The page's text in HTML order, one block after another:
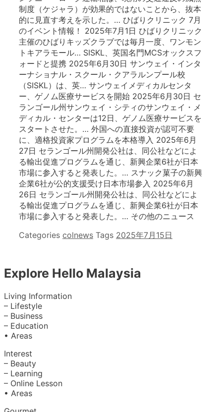
制度（ケジャラ）が効果的ではないことから、抜本
的に見直す考えを示した。… ひばりクリニック 7月
のイベント情報！ 2025年7月1日 ひばりクリニック
主催のひばりキッズクラブでは毎月一度、ワンモン
トキアラモール… SISKL、英国名門MCSオックスフ
ォードと提携 2025年6月30日 サンウェイ・インタ
ーナショナル・スクール・クアラルンプール校
（SISKL）は、英… サンウェイメディカルセンタ
ー、ゲノム医療サービスを開始 2025年6月30日 セ
ランゴール州サンウェイ・シティのサンウェイ・メ
ディカル・センターは12日、ゲノム医療サービスを
スタートさせた。… 外国への直接投資が認可不要
に、適格投資家プログラムを本格導入 2025年6月
27日 セランゴール州開発公社は、同公社などによ
る輸出促進プログラムを通じ、新興企業6社が日本
市場に参入すると発表した。… スナック菓子の新興
企業6社が公的支援受け日本市場参入 2025年6月
26日 セランゴール州開発公社は、同公社などによ
る輸出促進プログラムを通じ、新興企業6社が日本
市場に参入すると発表した。… その他のニュース
Categories colnews Tags 2025年7月15日
Explore Hello Malaysia
Living Information
– Lifestyle
– Business
– Education
• Areas
Interest
– Beauty
– Learning
– Online Lesson
• Areas